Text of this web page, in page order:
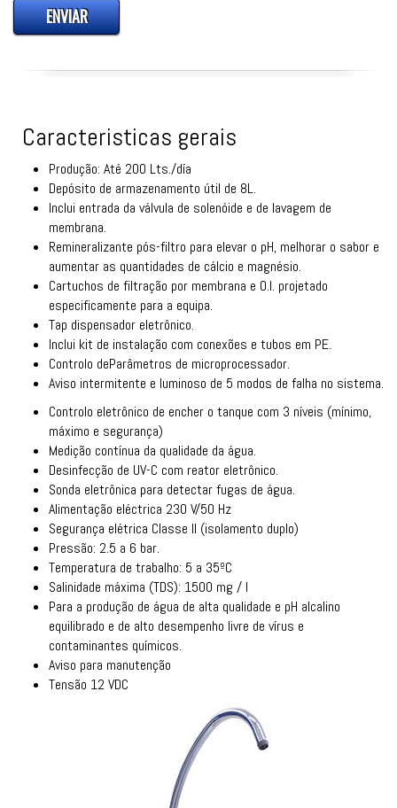
ENVIAR
Caracteristicas gerais
Produção: Até 200 Lts./día
Depósito de armazenamento útil de 8L.
Inclui entrada da válvula de solenóide e de lavagem de
membrana.
Remineralizante pós-filtro para elevar o pH, melhorar o sabor e
aumentar as quantidades de cálcio e magnésio.
Cartuchos de filtração por membrana e O.I. projetado
especificamente para a equipa.
Tap dispensador eletrônico.
Inclui kit de instalação com conexões e tubos em PE.
Controlo deParâmetros de microprocessador.
Aviso intermitente e luminoso de 5 modos de falha no sistema.
Controlo eletrônico de encher o tanque com 3 níveis (mínimo,
máximo e segurança)
Medição contínua da qualidade da água.
Desinfecção de UV-C com reator eletrônico.
Sonda eletrônica para detectar fugas de água.
Alimentação eléctrica 230 V/50 Hz
Segurança elétrica Classe II (isolamento duplo)
Pressão: 2.5 a 6 bar.
Temperatura de trabalho: 5 a 35ºC
Salinidade máxima (TDS): 1500 mg / l
Para a produção de água de alta qualidade e pH alcalino
equilibrado e de alto desempenho livre de vírus e
contaminantes químicos.
Aviso para manutenção
Tensão 12 VDC